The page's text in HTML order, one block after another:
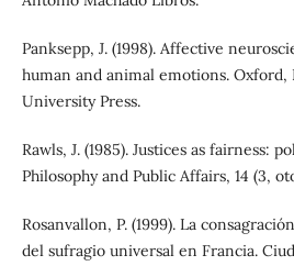
Panksepp, J. (1998). Affective
human and animal emotions.
University Press.
Rawls, J. (1985). Justices as fairness:
Philosophy and Public Affairs, 14 (3,
Rosanvallon, P. (1999). La
del sufragio universal en Francia.